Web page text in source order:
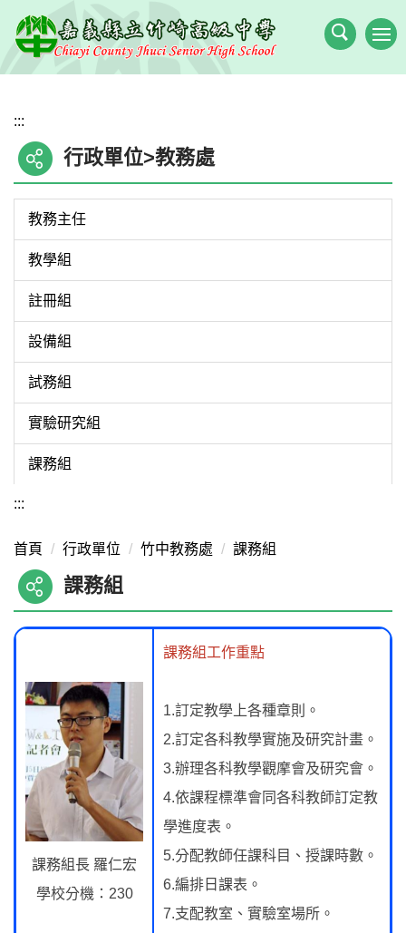
到
主
要
容
區
:::
行政單位>教務處
教務主任
教學組
註冊組
設備組
試務組
實驗研究組
課務組
:::
首頁 行政單位 竹中教務處 課務組
課務組
課務組長 羅仁宏
學校分機：230
課務組工作重點
1.訂定教學上各種章則。
2.訂定各科教學實施及研究計畫。
3.辦理各科教學觀摩會及研究會。
4.依課程標準會同各科教師訂定教
學進度表。
5.分配教師任課科目、授課時數。
6.編排日課表。
7.支配教室、實驗室場所。